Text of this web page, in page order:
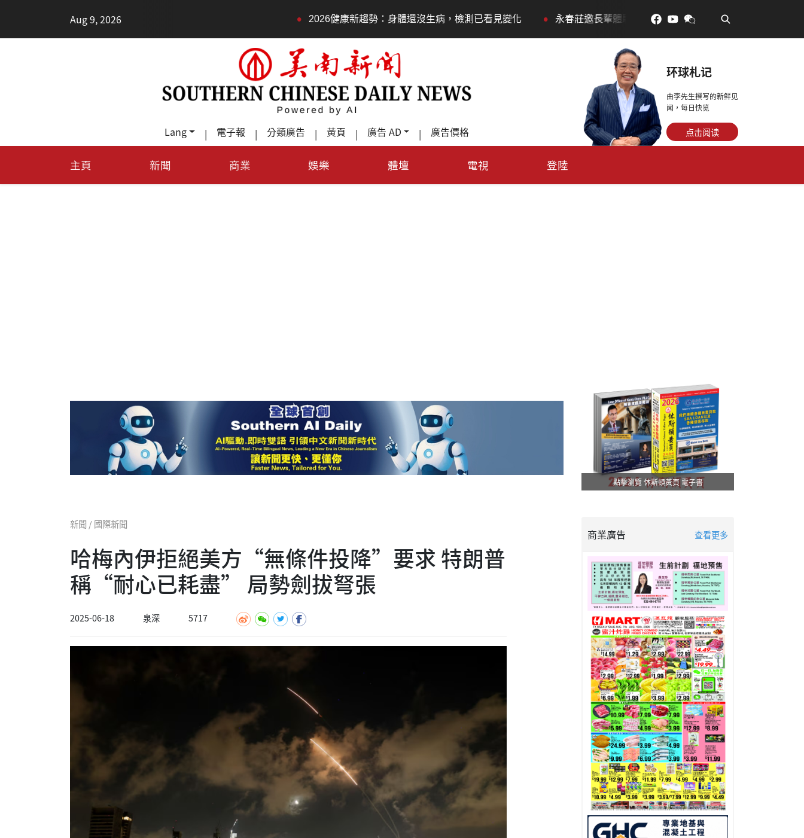
Aug 9, 2026 2026健康新趨勢：身體還沒生病，檢測已看見變化 • 永春莊邀長輩體驗退休新生活，訂金放得多，月租省更多！ 每天多走幾步路，老
Lang | 電子報 | 分類廣告 | 黃頁 | 廣告 AD | 廣告價格
环球札记
由李先生撰写的新鲜见
闻，每日快览
点击阅读
主頁 新聞 商業 娛樂 體壇 電視 登陸
點擊瀏覽 休斯頓黃頁 電子書
新聞 / 國際新聞
哈梅內伊拒絕美方“無條件投降”要求 特朗普
稱“耐心已耗盡” 局勢劍拔弩張
2025-06-18 泉深 5717
商業廣告 查看更多